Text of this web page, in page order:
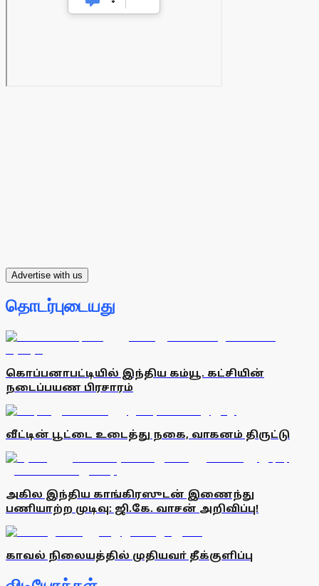
Advertise with us
தொடர்புடையது
கொப்பனாபட்டியில் இந்திய கம்யூ. கட்சியின்
நடைப்பயண பிரசாரம்
வீட்டின் பூட்டை உடைத்து நகை, வாகனம் திருட்டு
அகில இந்திய காங்கிரஸுடன் இணைந்து
பணியாற்ற முடிவு: ஜி.கே. வாசன் அறிவிப்பு!
காவல் நிலையத்தில் முதியவா் தீக்குளிப்பு